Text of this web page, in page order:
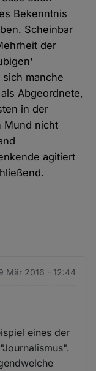
Bekenntnis
Scheinbar
der
manche
Abgeordnete,
in der
Mund nicht
agitiert
Mär 2016 - 12:44
eines der